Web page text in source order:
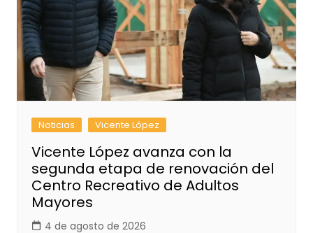
Noticias Vicente López
Vicente López avanza con la
segunda etapa de renovación del
Centro Recreativo de Adultos
Mayores
4 de agosto de 2026